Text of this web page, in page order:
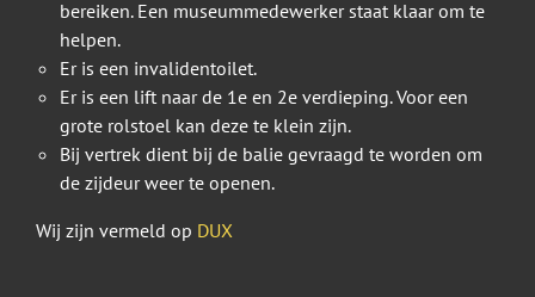
bereiken. Een museummedewerker staat klaar om te
helpen.
Er is een invalidentoilet.
Er is een lift naar de 1e en 2e verdieping. Voor een
grote rolstoel kan deze te klein zijn.
Bij vertrek dient bij de balie gevraagd te worden om
de zijdeur weer te openen.
Wij zijn vermeld op DUX